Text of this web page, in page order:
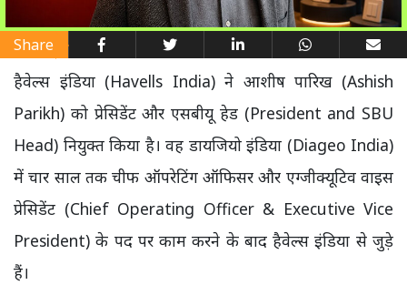
Share
हैवेल्स इंडिया (Havells India) ने आशीष पारिख (Ashish
Parikh) को प्रेसिडेंट और एसबीयू हेड (President and SBU
Head) नियुक्त किया है। वह डायजियो इंडिया (Diageo India)
में चार साल तक चीफ ऑपरेटिंग ऑफिसर और एग्जीक्यूटिव वाइस
प्रेसिडेंट (Chief Operating Officer & Executive Vice
President) के पद पर काम करने के बाद हैवेल्स इंडिया से जुड़े
हैं।